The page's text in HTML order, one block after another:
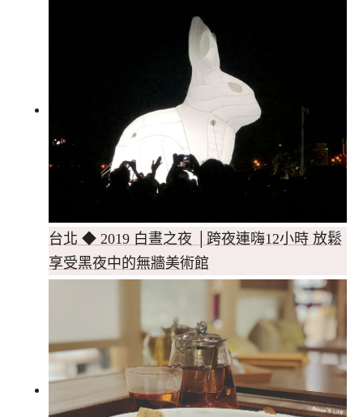
台北 ◆ 2019 白晝之夜 │跨夜連嗨12小時 放鬆
享受黑夜中的無牆美術館